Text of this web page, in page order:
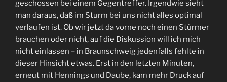
geschossen bei einem Gegentreffer. Irgendwie sieht
man daraus, daß im Sturm bei uns nicht alles optimal
verlaufen ist. Ob wir jetzt da vorne noch einen Stürmer
brauchen oder nicht, auf die Diskussion will ich mich
nicht einlassen – in Braunschweig jedenfalls fehlte in
dieser Hinsicht etwas. Erst in den letzten Minuten,
erneut mit Hennings und Daube, kam mehr Druck auf